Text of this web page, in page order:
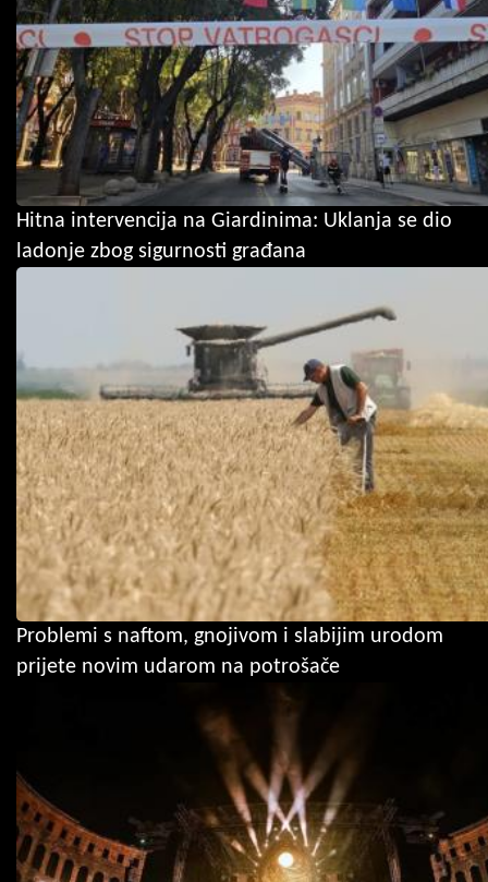
Hitna intervencija na Giardinima: Uklanja se dio
ladonje zbog sigurnosti građana
Problemi s naftom, gnojivom i slabijim urodom
prijete novim udarom na potrošače